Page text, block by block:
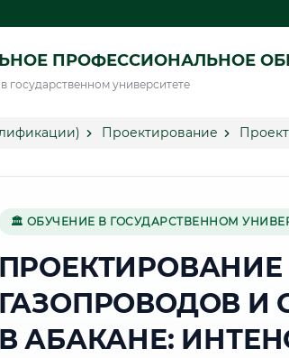
ПРОФЕССИОНАЛЬНОЕ
государственном университете
Проектирование
🏛 ОБУЧЕНИЕ В ГОСУДАРСТВЕННОМ
ГАЗОПРОВОДОВ И
В АБАКАНЕ: